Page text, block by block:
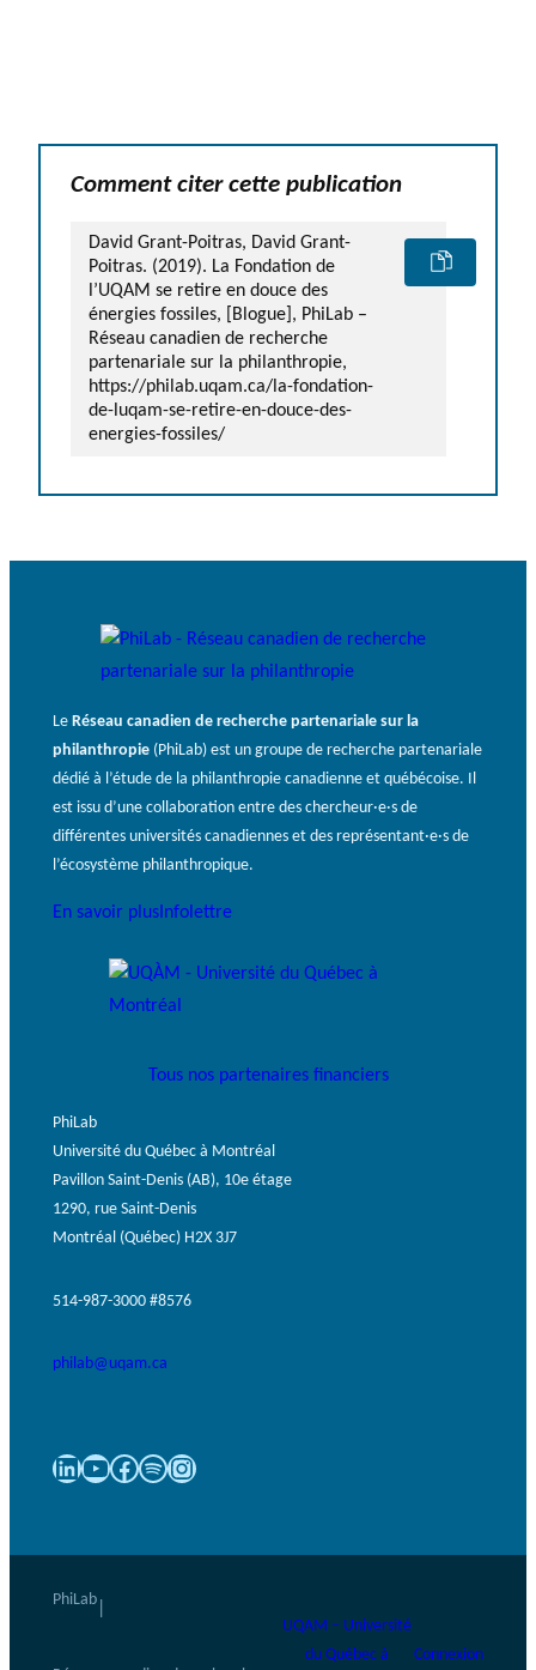
Comment citer cette publication
David Grant-Poitras, David Grant-
Poitras. (2019). La Fondation de
l’UQAM se retire en douce des
énergies fossiles, [Blogue], PhiLab –
Réseau canadien de recherche
partenariale sur la philanthropie,
https://philab.uqam.ca/la-fondation-
de-luqam-se-retire-en-douce-des-
energies-fossiles/
Le Réseau canadien de recherche partenariale sur la
philanthropie (PhiLab) est un groupe de recherche partenariale
dédié à l’étude de la philanthropie canadienne et québécoise. Il
est issu d’une collaboration entre des chercheur·e·s de
différentes universités canadiennes et des représentant·e·s de
l’écosystème philanthropique.
En savoir plusInfolettre
Tous nos partenaires financiers
PhiLab
Université du Québec à Montréal
Pavillon Saint-Denis (AB), 10e étage
1290, rue Saint-Denis
Montréal (Québec) H2X 3J7
514-987-3000 #8576
philab@uqam.ca
LinkedIn YouTube Facebook Spotify Instagram
PhiLab
UQAM – Université
du Québec à
Connexion